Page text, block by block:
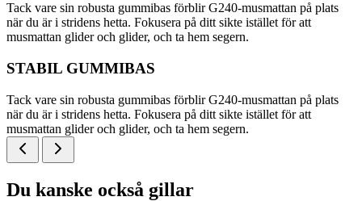
Tack vare sin robusta gummibas förblir G240-musmattan på plats
när du är i stridens hetta. Fokusera på ditt sikte istället för att
musmattan glider och glider, och ta hem segern.
STABIL GUMMIBAS
Tack vare sin robusta gummibas förblir G240-musmattan på plats
när du är i stridens hetta. Fokusera på ditt sikte istället för att
musmattan glider och glider, och ta hem segern.
Du kanske också gillar